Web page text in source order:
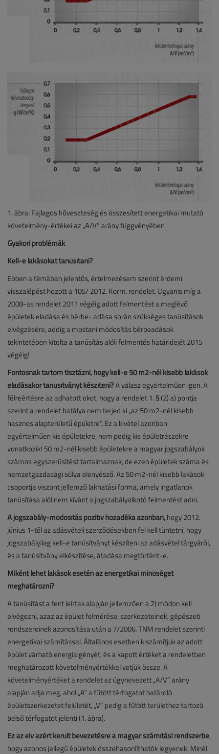
1. ábra: Fajlagos hőveszteség és összesített energetikai mutató
követelmény-értékei az „A/V” arány függvényében
Gyakori problémák
Kell-e lakásokat tanúsítani?
Ebben a témában jelentős, értelmezésem szerint érdemi
visszalépést hozott a 105/ 2012. Korm. rendelet. Ugyanis míg a
2008-as rendelet 2011 végéig adott felmentést a meglévő
épületek eladása és bérbe- adása során szükséges tanúsítások
elvégzésére, addig a mostani módosítás bérbeadások
tekintetében kitolta a tanúsítás alóli felmentés határidejét 2015
végéig!
Fontosnak tartom tisztázni, hogy kell-e 50 m2-nél kisebb lakások
eladásakor tanúsítványt készíteni?A válasz egyértelműen igen. A
félreértésre az adhatott okot, hogy a rendelet 1. § (2) a) pontja
szerint a rendelet hatálya nem terjed ki „az 50 m2-nél kisebb
hasznos alapterületű épületre”. Ez a kivétel azonban
egyértelműen kis épületekre, nem pedig kis épületrészekre
vonatkozik! 50 m2-nél kisebb épületekre a magyar jogszabályok
számos egyszerűsítést tartalmaznak, de ezen épületek száma és
nemzetgazdasági súlya elenyésző. Az 50 m2-nél kisebb lakások
csoportja viszont jellemző lakhatási forma, amely ingatlanok
tanúsítása alól nem kívánt a jogszabályalkotó felmentést adni.
A jogszabály-módosítás pozitív hozadéka azonban,hogy 2012.
június 1-től az adásvételi szerződésekben fel kell tüntetni, hogy
jogszabályilag kell-e tanúsítványt készíteni az adásvétel tárgyáról,
és a tanúsítvány elkészítése, átadása megtörtént-e.
Miként lehet lakások esetén az energetikai minőséget
meghatározni?
A tanúsítást a fent leírtak alapján jellemzően a 2) módon kell
elvégezni, azaz az épület felmérése, szerkezeteinek, gépészeti
rendszereinek azonosítása után a 7/2006. TNM rendelet szerinti
energetikai számítással. Általános esetben kiszámítjuk az adott
épület várható energiaigényét, és a kapott értéket a rendeletben
meghatározott követelményértékkel vetjük össze. A
követelményértéket a rendelet az úgynevezett „A/V” arány
alapján adja meg, ahol „A” a fűtött térfogatot határoló
épületszerkezetet felületét, „V” pedig a fűtött területhez tartozó
belső térfogatot jelenti (1. ábra).
Ez az elv azért került bevezetésre a magyar számítási rendszerbe,
hogy azonos jellegű épületek összehasonlíthatók legyenek. Minél